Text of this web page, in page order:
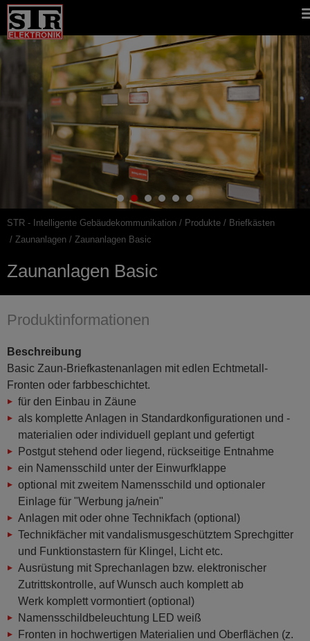
Gehe
direkt
zu:
STR
Website
Hauptnavigation
Pfadnavigation
STR - Intelligente Gebäudekommunikation Produkte
Briefkästen
Zaunanlagen
Zaunanlagen Basic
Zaunanlagen Basic
Produktinformationen
Beschreibung
Basic Zaun-Briefkastenanlagen mit edlen Echtmetall-
Fronten oder farbbeschichtet.
für den Einbau in Zäune
als komplette Anlagen in Standardkonfigurationen und -
materialien oder individuell geplant und gefertigt
Postgut stehend oder liegend, rückseitige Entnahme
ein Namensschild unter der Einwurfklappe
optional mit zweitem Namensschild und optionaler
Einlage für "Werbung ja/nein"
Anlagen mit oder ohne Technikfach (optional)
Technikfächer mit vandalismusgeschütztem Sprechgitter
und Funktionstastern für Klingel, Licht etc.
Ausrüstung mit Sprechanlagen bzw. elektronischer
Zutrittskontrolle, auf Wunsch auch komplett ab
Werk komplett vormontiert (optional)
Namensschildbeleuchtung LED weiß
Fronten in hochwertigen Materialien und Oberflächen (z.